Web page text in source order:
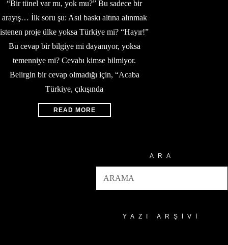
“Bir tünel var mı, yok mu?” Bu sadece bir
arayış… İlk soru şu: Asıl baskı altına alınmak
istenen proje ülke yoksa Türkiye mi? “Hayır!”
Bu cevap bir bilgiye mi dayanıyor, yoksa
temenniye mi? Cevabı kimse bilmiyor.
Belirgin bir cevap olmadığı için, “Acaba
Türkiye, çıkışında
READ MORE
ARA
YAZI ARŞIVI